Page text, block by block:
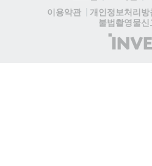
이용약관
개인정보처리방
불법촬영물신
(주)
인